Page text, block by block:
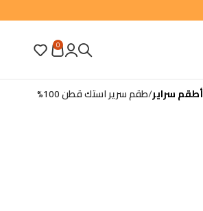
0
أطقم سراير طقم سرير استك قطن 100%